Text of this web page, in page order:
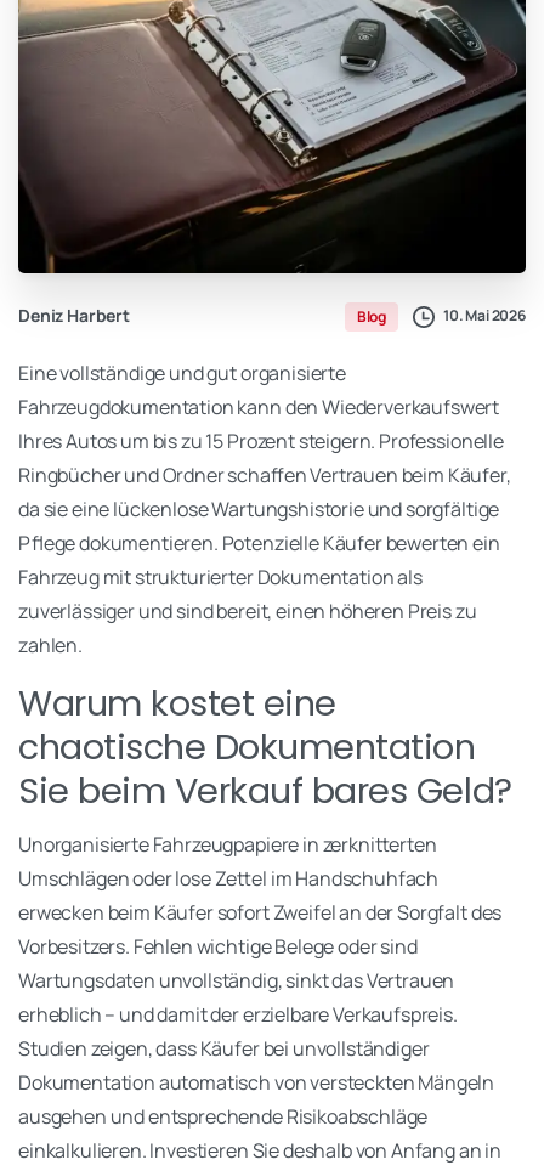
Deniz Harbert Blog 10. Mai 2026
Eine vollständige und gut organisierte
Fahrzeugdokumentation kann den Wiederverkaufswert
Ihres Autos um bis zu 15 Prozent steigern. Professionelle
Ringbücher und Ordner schaffen Vertrauen beim Käufer,
da sie eine lückenlose Wartungshistorie und sorgfältige
Pflege dokumentieren. Potenzielle Käufer bewerten ein
Fahrzeug mit strukturierter Dokumentation als
zuverlässiger und sind bereit, einen höheren Preis zu
zahlen.
Warum kostet eine
chaotische Dokumentation
Sie beim Verkauf bares Geld?
Unorganisierte Fahrzeugpapiere in zerknitterten
Umschlägen oder lose Zettel im Handschuhfach
erwecken beim Käufer sofort Zweifel an der Sorgfalt des
Vorbesitzers. Fehlen wichtige Belege oder sind
Wartungsdaten unvollständig, sinkt das Vertrauen
erheblich – und damit der erzielbare Verkaufspreis.
Studien zeigen, dass Käufer bei unvollständiger
Dokumentation automatisch von versteckten Mängeln
ausgehen und entsprechende Risikoabschläge
einkalkulieren. Investieren Sie deshalb von Anfang an in